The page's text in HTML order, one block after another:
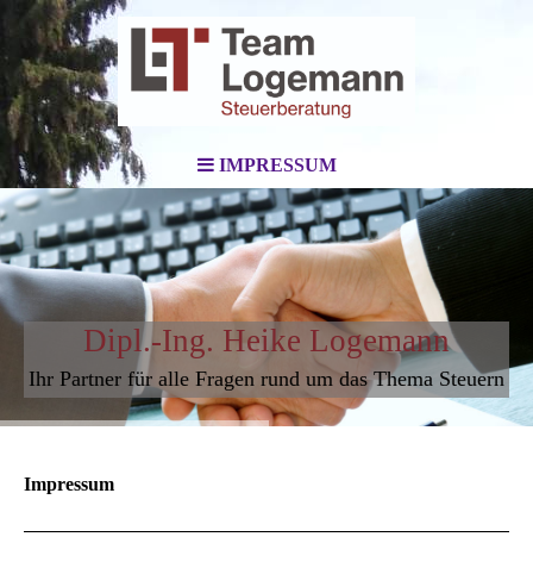
IMPRESSUM
Dipl.-Ing. Heike Logemann
Ihr Partner für alle Fragen rund um das Thema Steuern
Impressum